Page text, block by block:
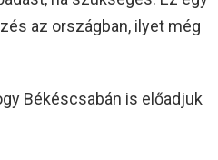
az országban, ilyet még
Békéscsabán is előadjuk